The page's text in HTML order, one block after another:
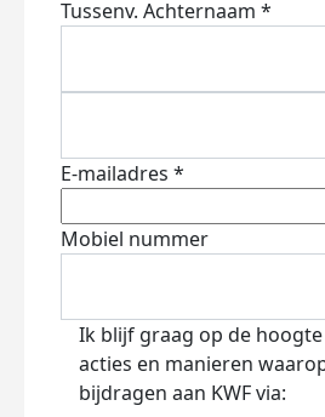
Tussenv. Achternaam *
E-mailadres *
Mobiel nummer
Ik blijf graag op de
acties en manieren
bijdragen aan KWF via: